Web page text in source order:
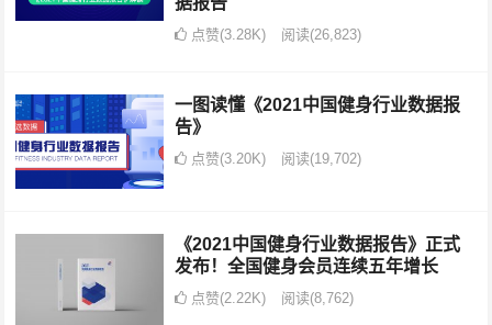
点赞(3.28K) 阅读(26,823)
一图读懂《2021中国健身行业数据报
告》
点赞(3.20K) 阅读(19,702)
《2021中国健身行业数据报告》正式
发布！全国健身会员连续五年增长
点赞(2.22K) 阅读(8,762)